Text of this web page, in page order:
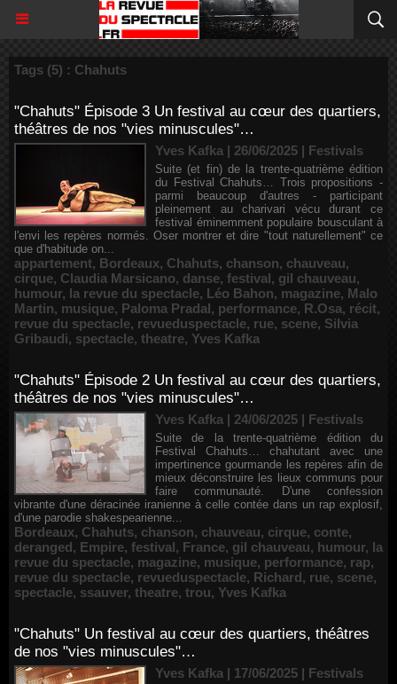
Tags (5) : Chahuts
"Chahuts" Épisode 3 Un festival au cœur des quartiers,
théâtres de nos "vies minuscules"…
Yves Kafka | 26/06/2025 | Festivals
Suite (et fin) de la trente-quatrième édition
du Festival Chahuts… Trois propositions -
parmi beaucoup d'autres - participant
pleinement au charivari vécu durant ce
festival éminemment populaire bousculant à
l'envi les repères normés. Oser montrer et dire "tout naturellement" ce
que d'habitude on...
appartement, Bordeaux, Chahuts, chanson, chauveau,
cirque, Claudia Marsicano, danse, festival, gil chauveau,
humour, la revue du spectacle, Léo Bahon, magazine, Malo
Martin, musique, Paloma Pradal, performance, R.Osa, récit,
revue du spectacle, revueduspectacle, rue, scene, Silvia
Gribaudi, spectacle, theatre, Yves Kafka
"Chahuts" Épisode 2 Un festival au cœur des quartiers,
théâtres de nos "vies minuscules"…
Yves Kafka | 24/06/2025 | Festivals
Suite de la trente-quatrième édition du
Festival Chahuts… chahutant avec une
impertinence gourmande les repères afin de
mieux déconstruire les lieux communs pour
faire communauté. D'une confession
vibrante d'une déracinée iranienne à celle contée dans un rap explosif,
d'une parodie shakespearienne...
Bordeaux, Chahuts, chanson, chauveau, cirque, conte,
deranged, Empire, festival, France, gil chauveau, humour, la
revue du spectacle, magazine, musique, performance, rap,
revue du spectacle, revueduspectacle, Richard, rue, scene,
spectacle, ssauver, theatre, trou, Yves Kafka
"Chahuts" Un festival au cœur des quartiers, théâtres
de nos "vies minuscules"…
Yves Kafka | 17/06/2025 | Festivals